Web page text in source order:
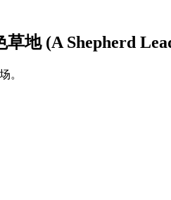
地 (A Shepherd
。